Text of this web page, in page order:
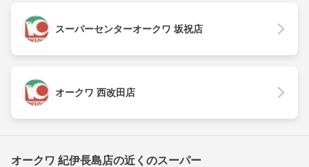
スーパーセンターオークワ 坂祝店
オークワ 西改田店
オークワ 紀伊長島店の近くのスーパー